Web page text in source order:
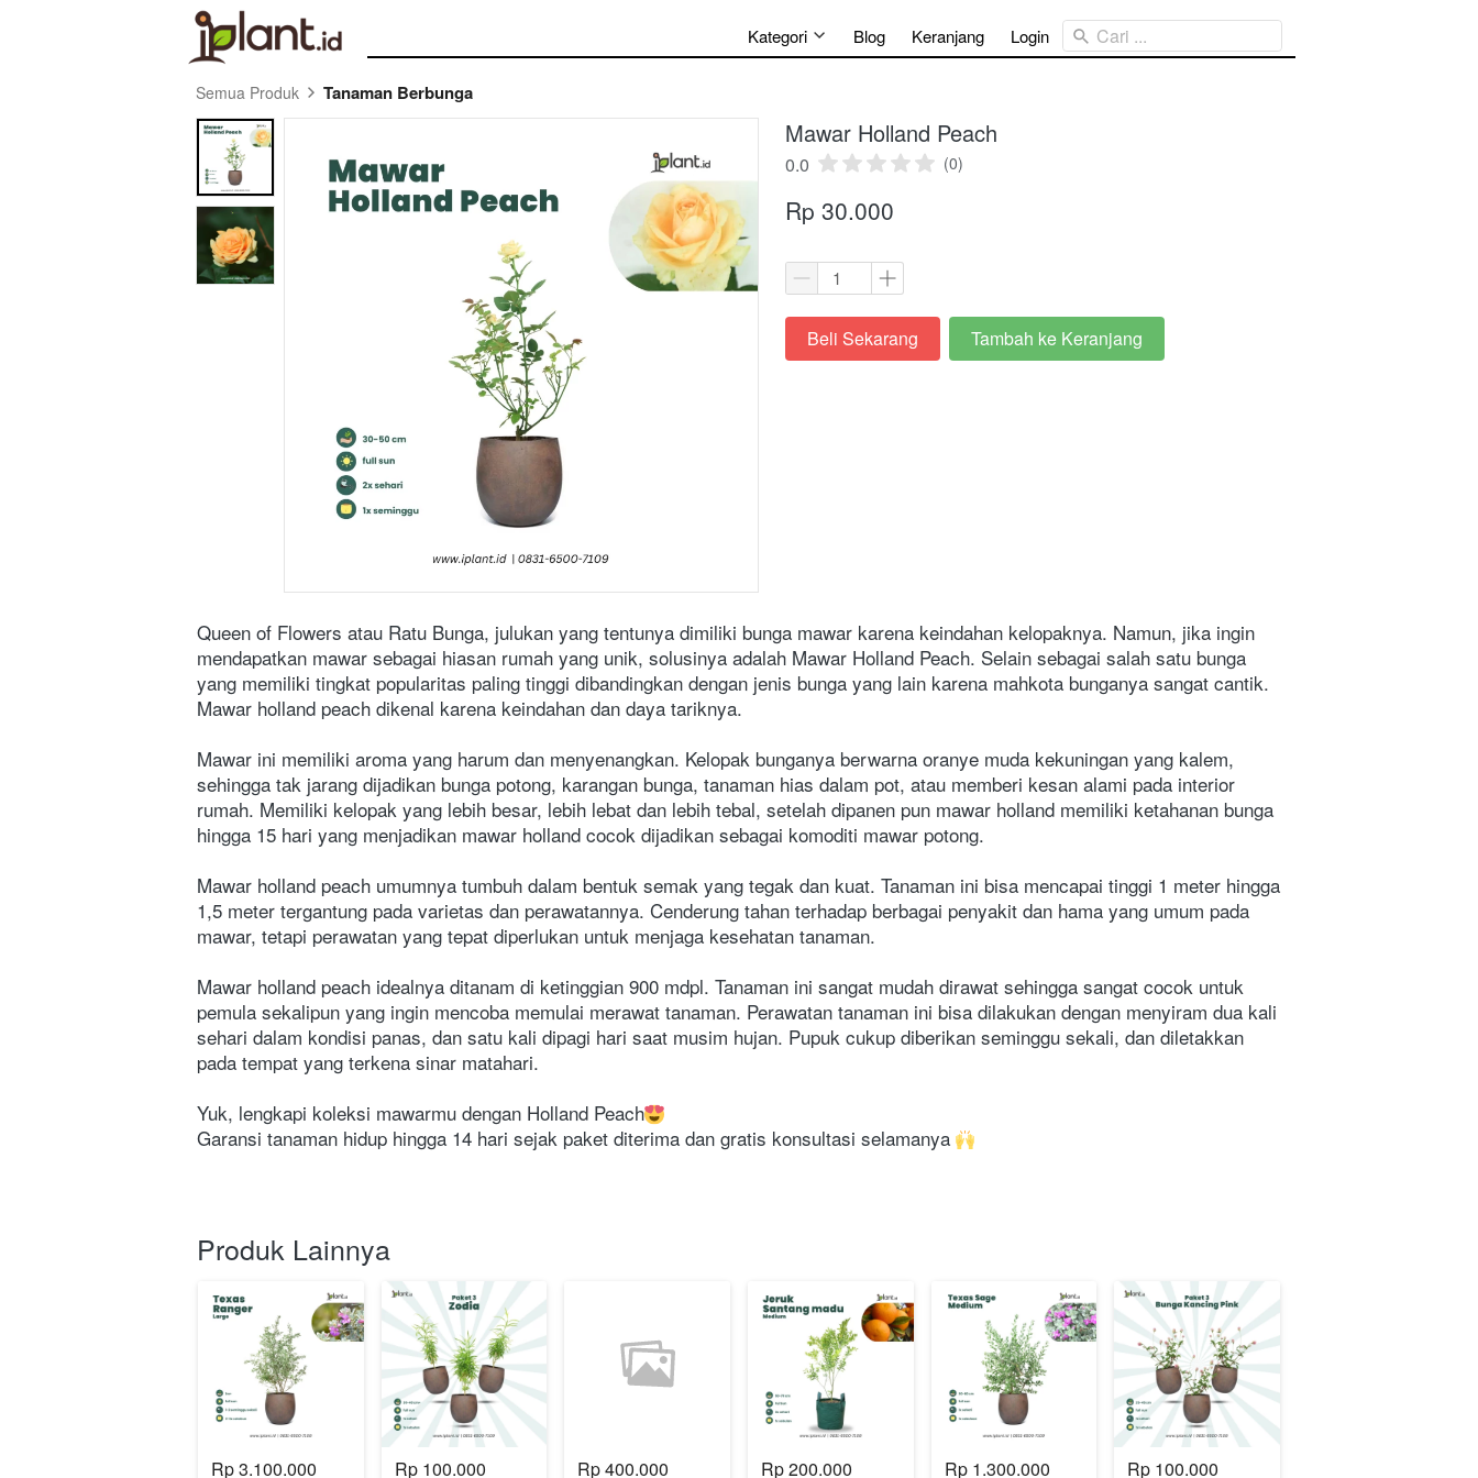
Kategori Blog Keranjang Login Cari ...
Semua Produk Tanaman Berbunga
Mawar Holland Peach
0.0 (0)
Rp 30.000
`Beli Sekarang `
Tambah ke Keranjang
Queen of Flowers atau Ratu Bunga, julukan yang tentunya dimiliki bunga mawar karena keindahan kelopaknya. Namun, jika ingin
mendapatkan mawar sebagai hiasan rumah yang unik, solusinya adalah Mawar Holland Peach. Selain sebagai salah satu bunga
yang memiliki tingkat popularitas paling tinggi dibandingkan dengan jenis bunga yang lain karena mahkota bunganya sangat cantik.
Mawar holland peach dikenal karena keindahan dan daya tariknya.
Mawar ini memiliki aroma yang harum dan menyenangkan. Kelopak bunganya berwarna oranye muda kekuningan yang kalem,
sehingga tak jarang dijadikan bunga potong, karangan bunga, tanaman hias dalam pot, atau memberi kesan alami pada interior
rumah. Memiliki kelopak yang lebih besar, lebih lebat dan lebih tebal, setelah dipanen pun mawar holland memiliki ketahanan bunga
hingga 15 hari yang menjadikan mawar holland cocok dijadikan sebagai komoditi mawar potong.
Mawar holland peach umumnya tumbuh dalam bentuk semak yang tegak dan kuat. Tanaman ini bisa mencapai tinggi 1 meter hingga
1,5 meter tergantung pada varietas dan perawatannya. Cenderung tahan terhadap berbagai penyakit dan hama yang umum pada
mawar, tetapi perawatan yang tepat diperlukan untuk menjaga kesehatan tanaman.
Mawar holland peach idealnya ditanam di ketinggian 900 mdpl. Tanaman ini sangat mudah dirawat sehingga sangat cocok untuk
pemula sekalipun yang ingin mencoba memulai merawat tanaman. Perawatan tanaman ini bisa dilakukan dengan menyiram dua kali
sehari dalam kondisi panas, dan satu kali dipagi hari saat musim hujan. Pupuk cukup diberikan seminggu sekali, dan diletakkan
pada tempat yang terkena sinar matahari.
Yuk, lengkapi koleksi mawarmu dengan Holland Peach
Garansi tanaman hidup hingga 14 hari sejak paket diterima dan gratis konsultasi selamanya
Produk Lainnya
Rp 3.100.000 Rp 100.000 Rp 400.000 Rp 200.000 Rp 1.300.000 Rp 100.000